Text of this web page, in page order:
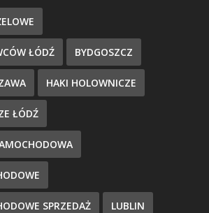
ŁÓDŹ BYDGOSZCZ
HAKI HOLOWNICZE
ŁÓDŹ
SPRZEDAŻ LUBLIN